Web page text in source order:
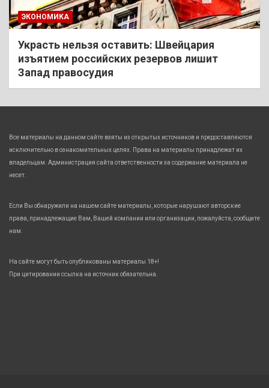
ЭКОНОМИКА
Украсть нельзя оставить: Швейцария
изъятием российских резервов лишит
Запад правосудия
Все материалы на данном сайте взяты из открытых источников и предоставляются
исключительно в ознакомительных целях. Права на материалы принадлежат их
владельцам. Администрация сайта ответственности за содержание материала не
несет.
Если Вы обнаружили на нашем сайте материалы, которые нарушают авторские
права, принадлежащие Вам, Вашей компании или организации, пожалуйста, сообщите
нам.
На сайте могут быть опубликованы материалы 18+!
При цитировании ссылка на источник обязательна.